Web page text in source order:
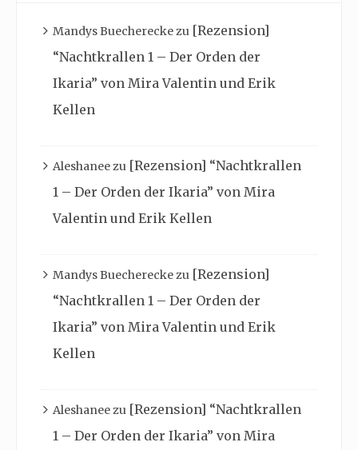
Mandys Buechereckezu [Rezension]
“Nachtkrallen 1 – Der Orden der
Ikaria” von Mira Valentin und Erik
Kellen
Aleshaneezu [Rezension] “Nachtkrallen
1 – Der Orden der Ikaria” von Mira
Valentin und Erik Kellen
Mandys Buechereckezu [Rezension]
“Nachtkrallen 1 – Der Orden der
Ikaria” von Mira Valentin und Erik
Kellen
Aleshaneezu [Rezension] “Nachtkrallen
1 – Der Orden der Ikaria” von Mira